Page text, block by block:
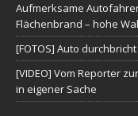
Aufmerksame
Flächenbrand – hohe
[FOTOS] Auto
[VIDEO] Vom Reporter
in eigener Sache